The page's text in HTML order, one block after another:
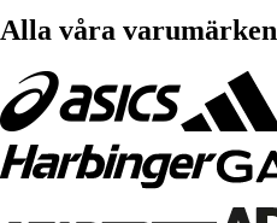
Alla våra varumärken